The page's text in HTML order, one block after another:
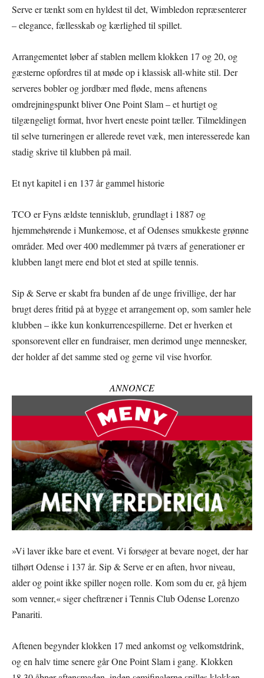
Serve er tænkt som en hyldest til det, Wimbledon repræsenterer
– elegance, fællesskab og kærlighed til spillet.
Arrangementet løber af stablen mellem klokken 17 og 20, og
gæsterne opfordres til at møde op i klassisk all-white stil. Der
serveres bobler og jordbær med fløde, mens aftenens
omdrejningspunkt bliver One Point Slam – et hurtigt og
tilgængeligt format, hvor hvert eneste point tæller. Tilmeldingen
til selve turneringen er allerede revet væk, men interesserede kan
stadig skrive til klubben på mail.
Et nyt kapitel i en 137 år gammel historie
TCO er Fyns ældste tennisklub, grundlagt i 1887 og
hjemmehørende i Munkemose, et af Odenses smukkeste grønne
områder. Med over 400 medlemmer på tværs af generationer er
klubben langt mere end blot et sted at spille tennis.
Sip & Serve er skabt fra bunden af de unge frivillige, der har
brugt deres fritid på at bygge et arrangement op, som samler hele
klubben – ikke kun konkurrencespillerne. Det er hverken et
sponsorevent eller en fundraiser, men derimod unge mennesker,
der holder af det samme sted og gerne vil vise hvorfor.
ANNONCE
»Vi laver ikke bare et event. Vi forsøger at bevare noget, der har
tilhørt Odense i 137 år. Sip & Serve er en aften, hvor niveau,
alder og point ikke spiller nogen rolle. Kom som du er, gå hjem
som venner,« siger cheftræner i Tennis Club Odense Lorenzo
Panariti.
Aftenen begynder klokken 17 med ankomst og velkomstdrink,
og en halv time senere går One Point Slam i gang. Klokken